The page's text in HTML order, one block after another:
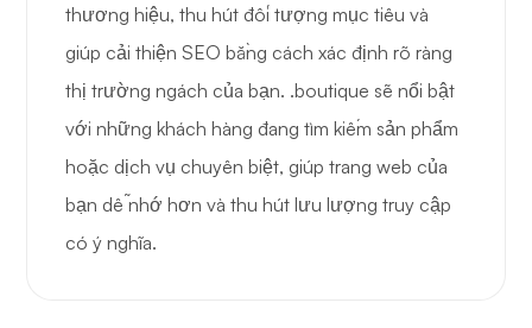
thương hiệu, thu hút đối tượng mục tiêu và
giúp cải thiện SEO bằng cách xác định rõ ràng
thị trường ngách của bạn. .boutique sẽ nổi bật
với những khách hàng đang tìm kiếm sản phẩm
hoặc dịch vụ chuyên biệt, giúp trang web của
bạn dễ nhớ hơn và thu hút lưu lượng truy cập
có ý nghĩa.